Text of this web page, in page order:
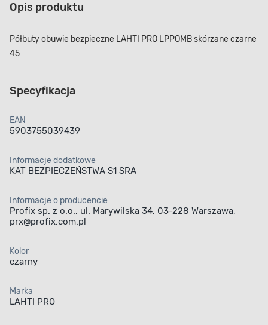
Opis produktu
Półbuty obuwie bezpieczne LAHTI PRO LPPOMB skórzane czarne
45
Specyfikacja
EAN
5903755039439
Informacje dodatkowe
KAT BEZPIECZEŃSTWA S1 SRA
Informacje o producencie
Profix sp. z o.o., ul. Marywilska 34, 03-228 Warszawa,
prx@profix.com.pl
Kolor
czarny
Marka
LAHTI PRO